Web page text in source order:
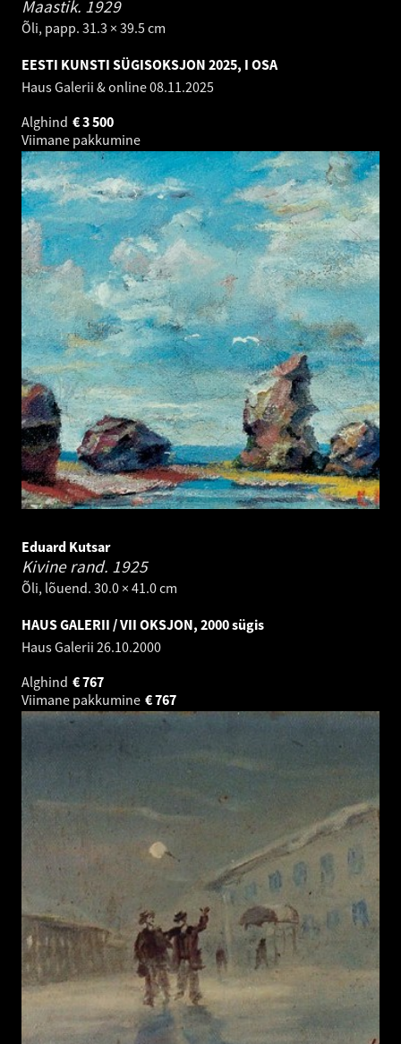
Maastik. 1929
Õli, papp. 31.3 × 39.5 cm
EESTI KUNSTI SÜGISOKSJON 2025, I OSA
Haus Galerii & online08.11.2025
Alghind
3 500
€
Viimane pakkumine
Eduard Kutsar
Kivine rand. 1925
Õli, lõuend. 30.0 × 41.0 cm
HAUS GALERII / VII OKSJON, 2000 sügis
Haus Galerii 26.10.2000
Alghind
767
€
Viimane pakkumine
767
€